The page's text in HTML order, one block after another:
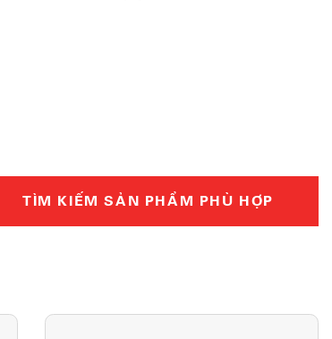
TÌM KIẾM SẢN PHẨM PHÙ HỢP